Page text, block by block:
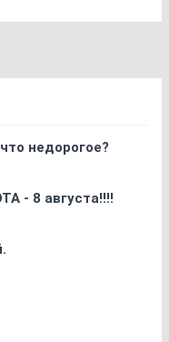
недорогое?
- 8 августа!!!!